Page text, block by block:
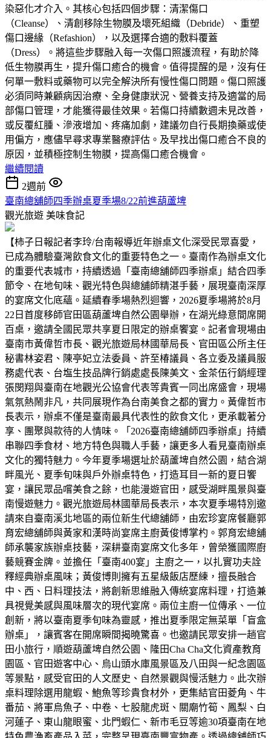
染惡化才介入。其核心包括四個步驟：清潔傷口
（Cleanse）、清創移除生物膜及壞死組織（Debride）、重塑
傷口邊緣（Refashion），以及選擇合適的敷料覆蓋
（Dress）。將這些步驟融入每一次傷口照護流程，有助於降
低生物膜再生，提升傷口癒合的機會。值得提醒的是，沒有任
何單一敷料或藥物可以完全解決所有慢性傷口問題。傷口照護
必須同時兼顧病因治療、全身健康狀況、營養支持及適當的局
部傷口管理，才能獲得最佳效果。若傷口持續數週未見改善，
或反覆紅腫、滲液增加、疼痛加劇，建議勿自行長期換藥或使
用偏方，應儘早尋求專業醫療評估。及早找出傷口癒合不良的
原因，並積極控制生物膜，提高傷口癒合機會。
繼續閱讀
2週前
臺南總舖師四季辦桌夏季場8/22前進葫蘆埤
觀光旅遊 美味食記
【柿子日報記者李玲/台南報導近年辦桌文化深受民眾喜愛，
已成為體驗臺灣飲食文化的重要特色之一。臺南作為辦桌文化
的重要代表城市，持續透過「臺南總舖師四季辦桌」結合四季
節令、在地旬味、觀光特色與總舖師精湛手藝，展現臺南深厚
的宴席文化底蘊。延續春季場熱烈迴響，2026夏季場將於8月
22日首度移師官田區葫蘆埤自然公園舉辦，在湖光綠意間席開
百桌，邀請全國民眾共享夏日限定的辦桌饗宴。記者會現場由
臺南市黃偉哲市長、觀光旅遊局林國華局長、官田區公所主任
秘書林姿君、陳亭妃立法委員、許至椿議員、各立委及議員服
務處代表、台塩生技品牌行銷處處長陳美文、金茶伍行銷經理
張閔翔與臺南在地觀光公協會代表等貴賓一同出席盛會，現場
氣氛熱鬧非凡，共同展現作為台南美食之都的實力。黃偉哲市
長表示，辦桌不僅是臺南最具代表性的飲食文化，更承載著分
享、團聚與款待的人情味。「2026臺南總舖師四季辦桌」持續
串聯四季食材、地方特色與職人手藝，讓更多人看見臺南辦桌
文化的獨特魅力。今年夏季場選址於葫蘆埤自然公園，結合湖
畔風光、夏季旬味與戶外辦桌特色，打造耳目一新的夏日饗
宴，讓民眾品嚐美食之餘，也能漫遊官田，感受湖畔風景與臺
南慢遊魅力。觀光旅遊局林國華局長表示，本次夏季場特別邀
請來自臺南溪北地區的兩位新生代總舖師，由宏珍宴席餐廳郭
育宏總舖師與黃家和漢時尚宴席主廚黃俊博掌杓。郭育宏總舖
師承襲家族辦桌技藝，深耕臺南宴席文化多年，曾榮獲國際廚
藝競賽金牌。並擔任「臺南400宴」主廚之一，以扎實功夫詮
釋經典辦桌風味；黃俊博則擁有五星級飯店歷練，擅長融合
中、西、日料理技法，將創新思維融入傳統宴席料理，打造兼
具視覺美感與風味層次的現代宴席。兩位主廚一位傳承、一位
創新，將以臺南夏季旬味為靈感，推出夏季限定無菜單「盲盒
辦桌」，讓賓客在開席瞬間揭曉驚喜。也邀請民眾安排一趟官
田小旅行，順遊葫蘆埤自然公園、隆田Cha Cha文化資產教育
園區、官田遊客中心、烏山頭水庫風景區及八田與一紀念園區
等景點，感受官田的人文歷史、自然景觀與慢活魅力。此次辦
桌料理除選用龍蝦、鮑魚等珍貴食材外，更集結官田菱角、牛
番茄、將軍烏魚子、中卷、七股龍虎斑、關廟竹筍、鳳梨、白
河蓮子、東山龍眼蜜、北門蝦仁、新市毛豆等逾30項臺南在地